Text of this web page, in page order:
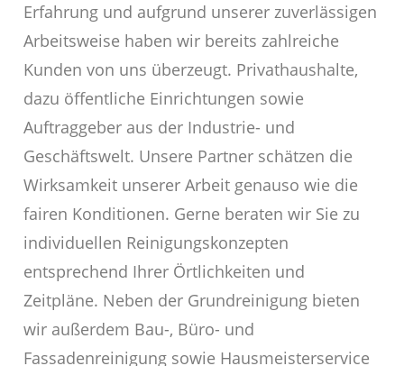
Erfahrung und aufgrund unserer zuverlässigen
Arbeitsweise haben wir bereits zahlreiche
Kunden von uns überzeugt. Privathaushalte,
dazu öffentliche Einrichtungen sowie
Auftraggeber aus der Industrie- und
Geschäftswelt. Unsere Partner schätzen die
Wirksamkeit unserer Arbeit genauso wie die
fairen Konditionen. Gerne beraten wir Sie zu
individuellen Reinigungskonzepten
entsprechend Ihrer Örtlichkeiten und
Zeitpläne. Neben der Grundreinigung bieten
wir außerdem Bau-, Büro- und
Fassadenreinigung sowie Hausmeisterservice